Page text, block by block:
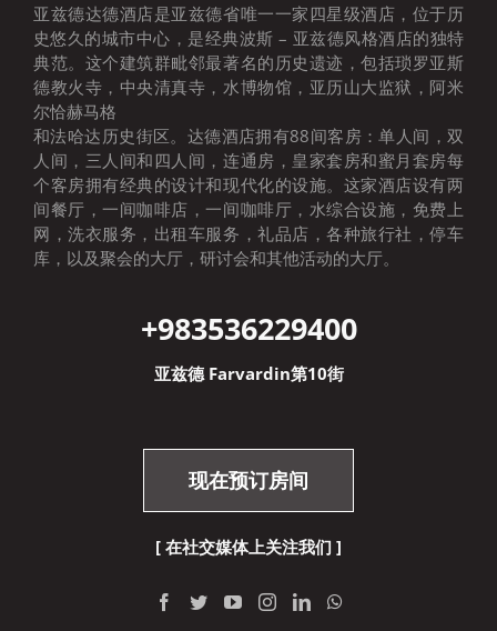
亚兹德达德酒店是亚兹德省唯一一家四星级酒店，位于历
史悠久的城市中心，是经典波斯 – 亚兹德风格酒店的独特
典范。这个建筑群毗邻最著名的历史遗迹，包括琐罗亚斯
德教火寺，中央清真寺，水博物馆，亚历山大监狱，阿米
尔恰赫马格
和法哈达历史街区。达德酒店拥有88间客房：单人间，双
人间，三人间和四人间，连通房，皇家套房和蜜月套房每
个客房拥有经典的设计和现代化的设施。这家酒店设有两
间餐厅，一间咖啡店，一间咖啡厅，水综合设施，免费上
网，洗衣服务，出租车服务，礼品店，各种旅行社，停车
库，以及聚会的大厅，研讨会和其他活动的大厅。
+983536229400
亚兹德 Farvardin第10街
现在预订房间
[ 在社交媒体上关注我们 ]